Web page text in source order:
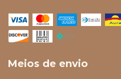
Meios de envio